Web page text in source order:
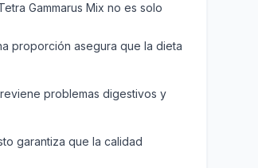
Gammarus Mix no es solo
proporción asegura que la dieta
problemas digestivos y
garantiza que la calidad